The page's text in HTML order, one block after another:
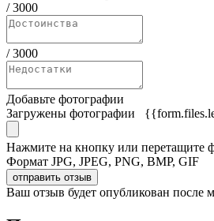
/3000
/3000
Добавьте фотографии
Загружены фотографии
Нажмите на кнопку или перетащите
Формат JPG, JPEG, PNG, BMP, GIF
отправить отзыв
Ваш отзыв будет опубликован после